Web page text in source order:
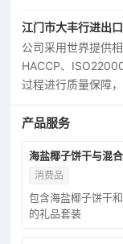
江门市大丰行进出
公司采用世界提供
HACCP、
过程进行质量保障
产品服务
海盐椰子饼干与混
消费品
包含海盐椰子饼干
的礼品套装